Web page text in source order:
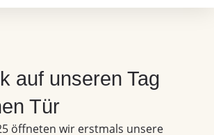
auf unseren Tag
Tür
öffneten wir erstmals unsere